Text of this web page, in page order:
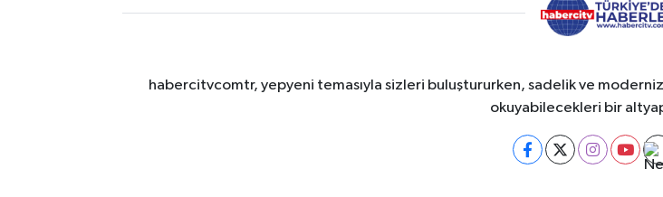
habercitvcomtr, yepyeni temasıyla sizleri buluştururken, sadelik ve
okuyabilecekleri bir